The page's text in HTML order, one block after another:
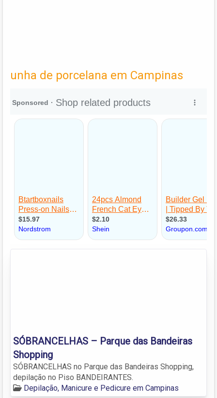
unha de porcelana em Campinas
SÓBRANCELHAS – Parque das Bandeiras
Shopping
SÓBRANCELHAS no Parque das Bandeiras Shopping,
depilação no Piso BANDEIRANTES.
Depilação, Manicure e Pedicure em Campinas